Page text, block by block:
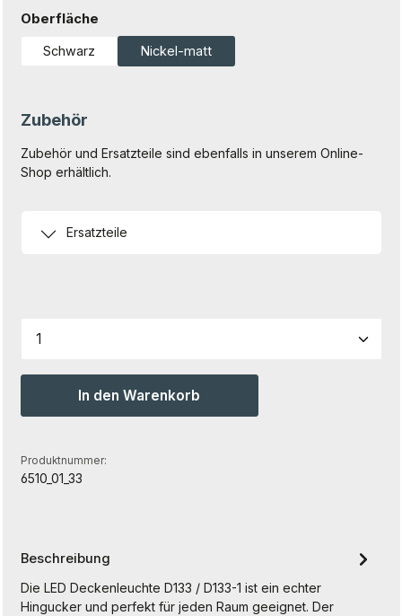
Oberflächeauswählen
Schwarz Nickel-matt
Zubehör
Zubehör und Ersatzteile sind ebenfalls in unserem Online-
Shop erhältlich.
Ersatzteile
Produkt Anzahl: Gib den gewünschten Wert ein
In den Warenkorb
Produktnummer:
6510_01_33
Beschreibung
Die LED Deckenleuchte D133 / D133-1 ist ein echter
Hingucker und perfekt für jeden Raum geeignet. Der